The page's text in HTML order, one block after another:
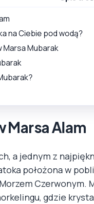
na Ciebie pod wodą?
Marsa Mubarak
Marsa Alam
a jednym z
położona w
Czerwonym.
gdzie